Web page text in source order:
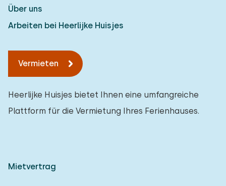
Über uns
Arbeiten bei Heerlijke Huisjes
Vermieten
Heerlijke Huisjes bietet Ihnen eine umfangreiche
Plattform für die Vermietung Ihres Ferienhauses.
Mietvertrag